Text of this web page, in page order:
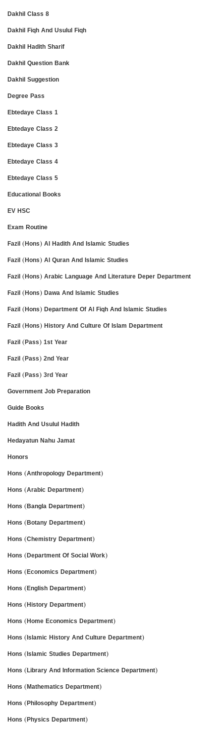
Dakhil Class 8
Dakhil Fiqh And Usulul Fiqh
Dakhil Hadith Sharif
Dakhil Question Bank
Dakhil Suggestion
Degree Pass
Ebtedaye Class 1
Ebtedaye Class 2
Ebtedaye Class 3
Ebtedaye Class 4
Ebtedaye Class 5
Educational Books
EV HSC
Exam Routine
Fazil (Hons) Al Hadith And Islamic Studies
Fazil (Hons) Al Quran And Islamic Studies
Fazil (Hons) Arabic Language And Literature Deper Department
Fazil (Hons) Dawa And Islamic Studies
Fazil (Hons) Department Of Al Fiqh And Islamic Studies
Fazil (Hons) History And Culture Of Islam Department
Fazil (Pass) 1st Year
Fazil (Pass) 2nd Year
Fazil (Pass) 3rd Year
Government Job Preparation
Guide Books
Hadith And Usulul Hadith
Hedayatun Nahu Jamat
Honors
Hons (Anthropology Department)
Hons (Arabic Department)
Hons (Bangla Department)
Hons (Botany Department)
Hons (Chemistry Department)
Hons (Department Of Social Work)
Hons (Economics Department)
Hons (English Department)
Hons (History Department)
Hons (Home Economics Department)
Hons (Islamic History And Culture Department)
Hons (Islamic Studies Department)
Hons (Library And Information Science Department)
Hons (Mathematics Department)
Hons (Philosophy Department)
Hons (Physics Department)